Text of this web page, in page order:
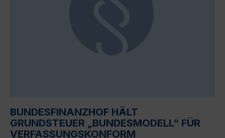
BUNDESFINANZHOF HÄLT
GRUNDSTEUER „BUNDESMODELL“ FÜR
VERFASSUNGSKONFORM